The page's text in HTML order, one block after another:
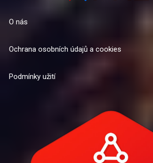
O nás
Ochrana osobních údajů a cookies
Podmínky užití